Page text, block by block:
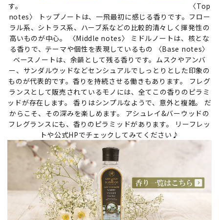
す。
〈Top
notes〉 トップノートは、一飛最初に感じる香りです。フロー
ラル系、シトラス系、ハーブ系などの比較的清々しく揮発性の
高いものが中心。 〈Middle notes〉 ミドルノートは、核とな
る香りで、テーマや個性を表現しているもの 〈Base notes〉
ベースノートは、余韻として残る香りです。ムスクやアンバ
ー、サンダルウッドなどセンシュアルでしっとりとした印象の
ものが代表的です。香りを持続させる働きもあります。 フレグ
ランスとして販売されているモノには、全てこの香りのピラミ
ッドが存在します。 香りはシンプルなようで、意外と複雑。 だ
からこそ、その深みを楽しめます。 アシュレイ&バーウッドの
フレグランスにも、香りのピラミッドがあります。 リーフレッ
トや公式HPでチェックしてみてください♪